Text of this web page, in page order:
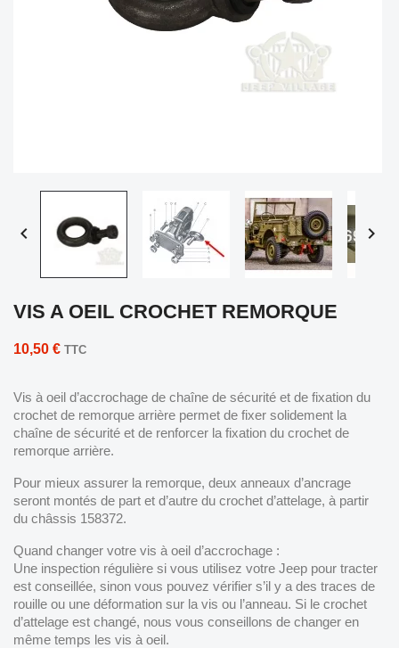
 
VIS A OEIL CROCHET REMORQUE
10,50 € TTC
Vis à oeil d’accrochage de chaîne de sécurité et de fixation du
crochet de remorque arrière permet de fixer solidement la
chaîne de sécurité et de renforcer la fixation du crochet de
remorque arrière.
Pour mieux assurer la remorque, deux anneaux d’ancrage
seront montés de part et d’autre du crochet d’attelage, à partir
du châssis 158372.
Quand changer votre vis à oeil d’accrochage :
Une inspection régulière si vous utilisez votre Jeep pour tracter
est conseillée, sinon vous pouvez vérifier s’il y a des traces de
rouille ou une déformation sur la vis ou l’anneau. Si le crochet
d’attelage est changé, nous vous conseillons de changer en
même temps les vis à oeil.